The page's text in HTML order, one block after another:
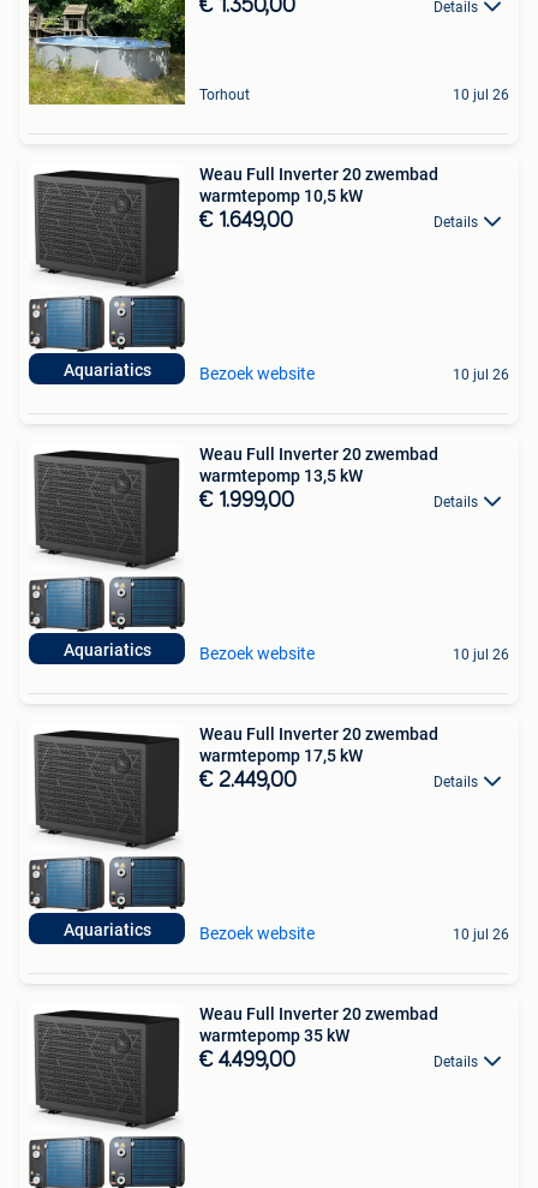
€ 1.350,00 Details
Torhout 10 jul 26
Aquariatics
Weau Full Inverter 20 zwembad
warmtepomp 10,5 kW
€ 1.649,00 Details
Bezoek website 10 jul 26
Aquariatics
Weau Full Inverter 20 zwembad
warmtepomp 13,5 kW
€ 1.999,00 Details
Bezoek website 10 jul 26
Aquariatics
Weau Full Inverter 20 zwembad
warmtepomp 17,5 kW
€ 2.449,00 Details
Bezoek website 10 jul 26
Weau Full Inverter 20 zwembad
warmtepomp 35 kW
€ 4.499,00 Details